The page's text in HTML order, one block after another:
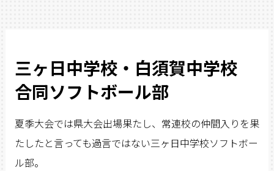
三ヶ日中学校・白須賀中学校
合同ソフトボール部
夏季大会では県大会出場果たし、常連校の仲間入りを果
たしたと言っても過言ではない三ヶ日中学校ソフトボー
ル部。